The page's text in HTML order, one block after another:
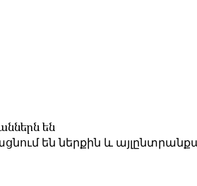
են
են ներքին և